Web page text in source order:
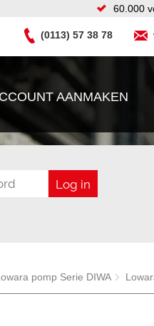
60.000
(0113) 57 38 78
AANMAKEN
pomp Serie DIWA